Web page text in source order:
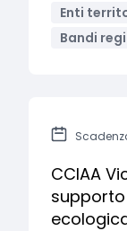
Enti
Bandi
CCIAA